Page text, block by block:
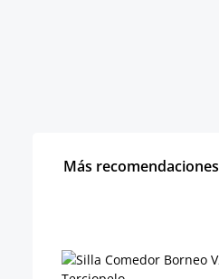
Más recomendaciones